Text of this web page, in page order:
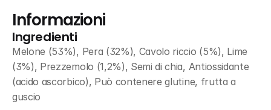
Informazioni
Ingredienti
Melone (53%), Pera (32%), Cavolo riccio (5%), Lime
(3%), Prezzemolo (1,2%), Semi di chia, Antiossidante
(acido ascorbico), Può contenere glutine, frutta a
guscio